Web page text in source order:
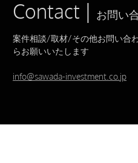
​Contact | ​ お問い
案件相談/取材/その他お問い合
らお願いいたします
info@sawada-investment.co.jp